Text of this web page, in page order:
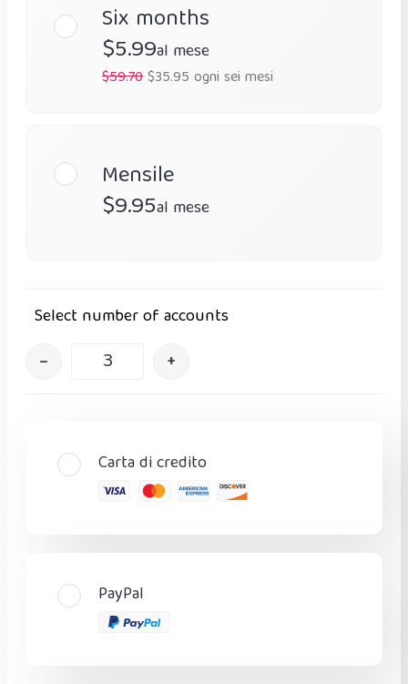
Six months
$5.99al mese
$59.70$35.95 ogni sei mesi
Mensile
$9.95al mese
Select number of accounts
– +
Carta di credito
PayPal